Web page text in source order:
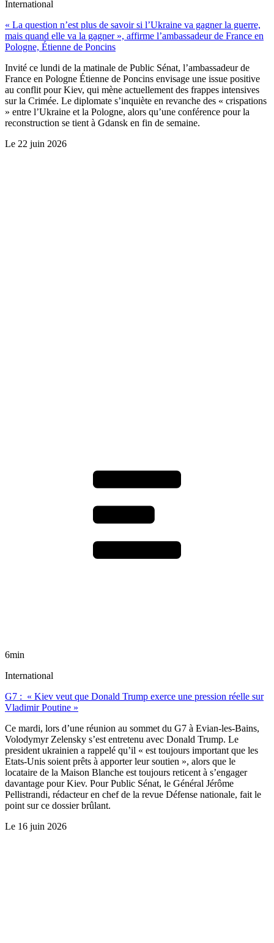
International
« La question n’est plus de savoir si l’Ukraine va gagner la guerre,
mais quand elle va la gagner », affirme l’ambassadeur de France en
Pologne, Étienne de Poncins
Invité ce lundi de la matinale de Public Sénat, l’ambassadeur de
France en Pologne Étienne de Poncins envisage une issue positive
au conflit pour Kiev, qui mène actuellement des frappes intensives
sur la Crimée. Le diplomate s’inquiète en revanche des « crispations
» entre l’Ukraine et la Pologne, alors qu’une conférence pour la
reconstruction se tient à Gdansk en fin de semaine.
Le 22 juin 2026
6min
International
G7 : « Kiev veut que Donald Trump exerce une pression réelle sur
Vladimir Poutine »
Ce mardi, lors d’une réunion au sommet du G7 à Evian-les-Bains,
Volodymyr Zelensky s’est entretenu avec Donald Trump. Le
president ukrainien a rappelé qu’il « est toujours important que les
Etats-Unis soient prêts à apporter leur soutien », alors que le
locataire de la Maison Blanche est toujours reticent à s’engager
davantage pour Kiev. Pour Public Sénat, le Général Jérôme
Pellistrandi, rédacteur en chef de la revue Défense nationale, fait le
point sur ce dossier brûlant.
Le 16 juin 2026